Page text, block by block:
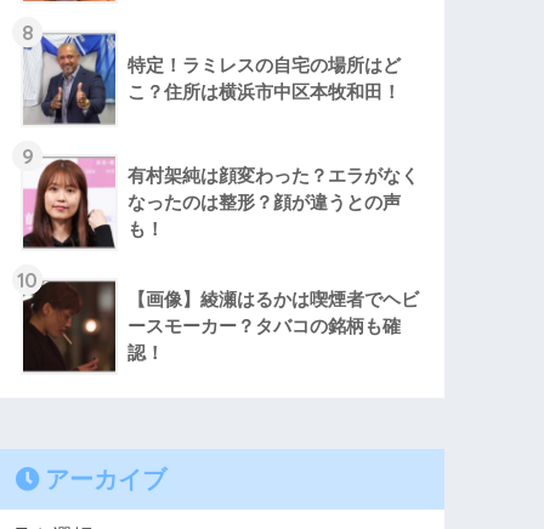
8
特定！ラミレスの自宅の場所はど
こ？住所は横浜市中区本牧和田！
9
有村架純は顔変わった？エラがなく
なったのは整形？顔が違うとの声
も！
10
【画像】綾瀬はるかは喫煙者でヘビ
ースモーカー？タバコの銘柄も確
認！
アーカイブ